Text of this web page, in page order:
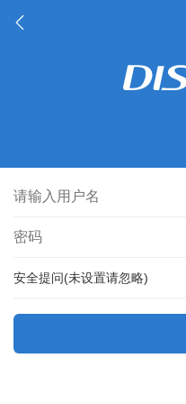
安全提问(未设置请忽略)